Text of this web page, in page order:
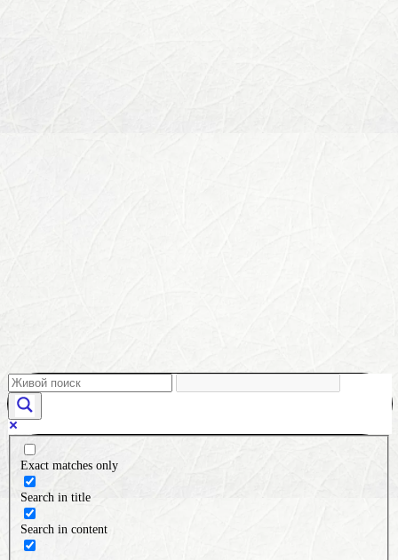
Exact matches only
Search in title
Search in content